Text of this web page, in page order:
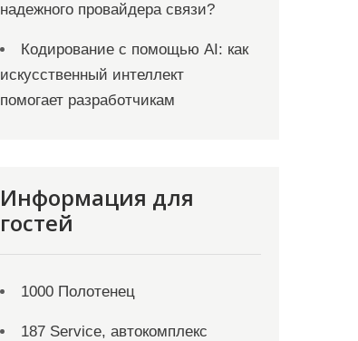
надежного провайдера связи?
Кодирование с помощью AI: как
искусственный интеллект
помогает разработчикам
Информация для
гостей
1000 Полотенец
187 Service, автокомплекс